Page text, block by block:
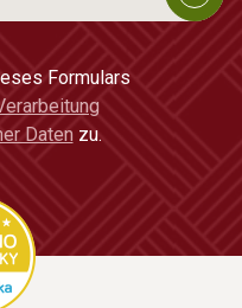
Formulars
Daten zu.